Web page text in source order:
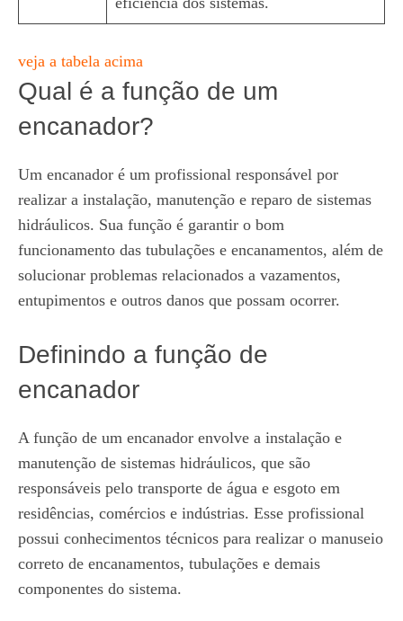
veja a tabela acima
Qual é a função de um
encanador?
Um encanador é um profissional responsável por
realizar a instalação, manutenção e reparo de sistemas
hidráulicos. Sua função é garantir o bom
funcionamento das tubulações e encanamentos, além de
solucionar problemas relacionados a vazamentos,
entupimentos e outros danos que possam ocorrer.
Definindo a função de
encanador
A função de um encanador envolve a instalação e
manutenção de sistemas hidráulicos, que são
responsáveis pelo transporte de água e esgoto em
residências, comércios e indústrias. Esse profissional
possui conhecimentos técnicos para realizar o manuseio
correto de encanamentos, tubulações e demais
componentes do sistema.